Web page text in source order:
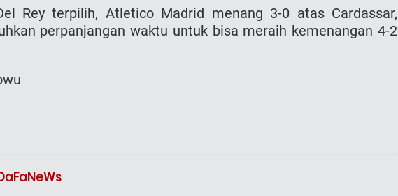
Rey terpilih, Atletico Madrid menang 3-0 atas Cardassar,
perpanjangan waktu untuk bisa meraih kemenangan 4-2